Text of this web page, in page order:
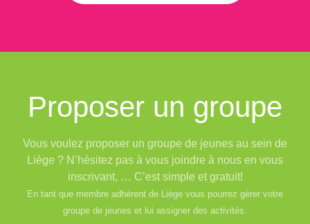
Proposer un groupe
Vous voulez proposer un groupe de jeunes au sein de
Liège ? N’hésitez pas à vous joindre à nous en vous
inscrivant, … C’est simple et gratuit!
En tant que membre adhérent de Liège vous pourrez gérer votre
groupe de jeunes et lui assigner des activités.